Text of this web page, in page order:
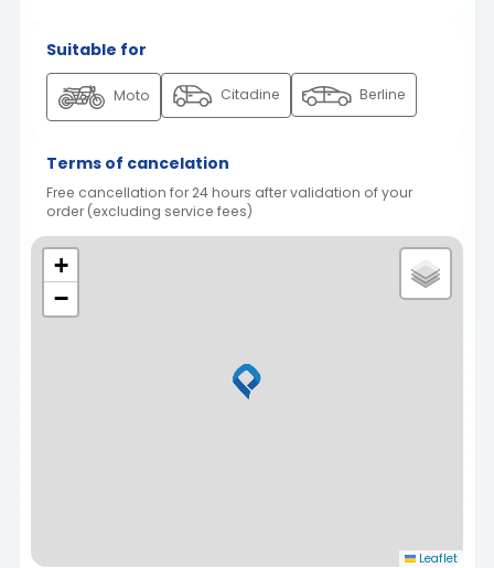
Suitable for
Moto Citadine Berline
Terms of cancelation
Free cancellation for 24 hours after validation of your
order (excluding service fees)
+
−
Leaflet